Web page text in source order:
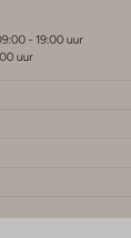
- 19:00 uur
uur